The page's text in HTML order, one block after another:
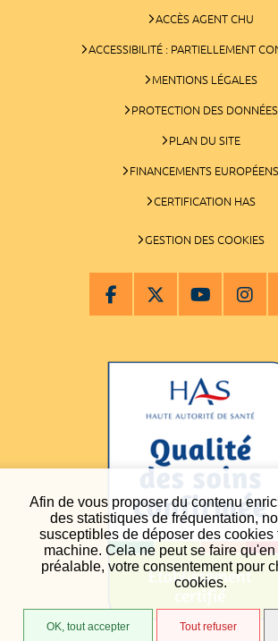
Afin de vous proposer du contenu
des statistiques de fréquentation,
susceptibles de déposer des cookies
machine. Cela ne peut se faire
préalable, votre consentement pour
cookies.
OK, tout accepter Tout refuser
ACCÈS AGENT CHU
ACCESSIBILITÉ : PARTIELLEMENT
MENTIONS LÉGALES
PROTECTION DES DONNÉES
PLAN DU SITE
FINANCEMENTS EUROPÉENS
CERTIFICATION HAS
GESTION DES COOKIES